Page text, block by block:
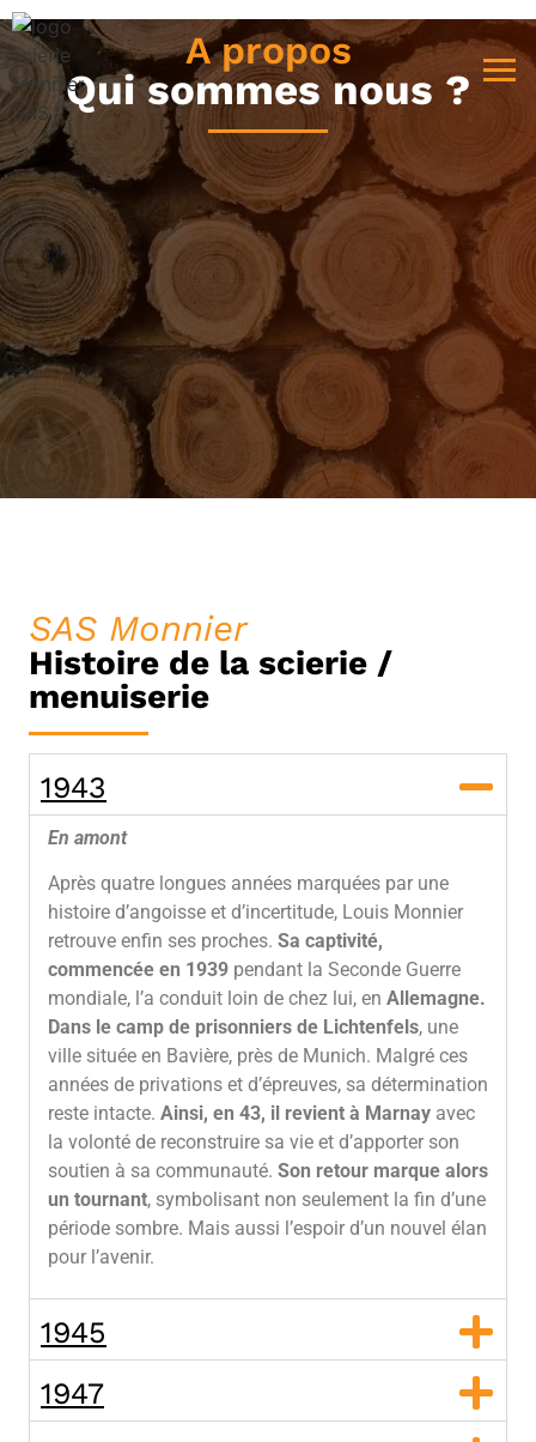
A propos
Qui sommes nous ?
SAS Monnier
Histoire de la scierie /
menuiserie
1943
En amont
Après quatre longues années marquées par une
histoire d’angoisse et d’incertitude, Louis Monnier
retrouve enfin ses proches. Sa captivité,
commencée en 1939 pendant la Seconde Guerre
mondiale, l’a conduit loin de chez lui, en Allemagne.
Dans le camp de prisonniers de Lichtenfels, une
ville située en Bavière, près de Munich. Malgré ces
années de privations et d’épreuves, sa détermination
reste intacte. Ainsi, en 43, il revient à Marnay avec
la volonté de reconstruire sa vie et d’apporter son
soutien à sa communauté. Son retour marque alors
un tournant, symbolisant non seulement la fin d’une
période sombre. Mais aussi l’espoir d’un nouvel élan
pour l’avenir.
1945
1947